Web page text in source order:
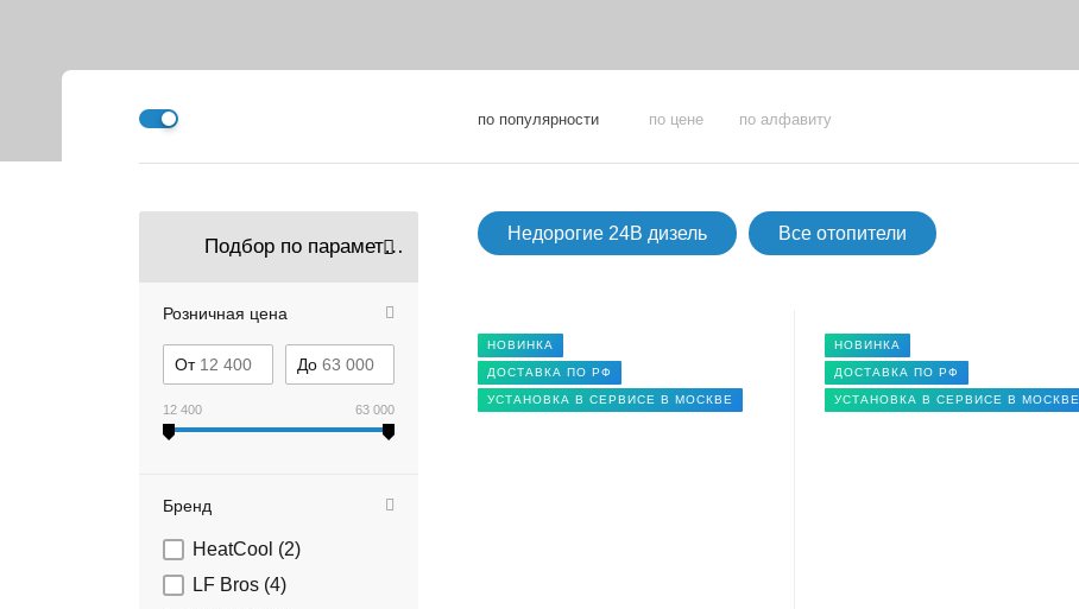
по популярности по цене по алфавиту
Подбор по параметрам
Розничная цена
От До
12 400 63 000
Бренд
HeatCool (2)
LF Bros (4)
Недорогие 24В дизель Все отопители
НОВИНКА
ДОСТАВКА ПО РФ
УСТАНОВКА В СЕРВИСЕ В МОСКВЕ
НОВИНКА
ДОСТАВКА ПО РФ
УСТАНОВКА В СЕРВИСЕ В МОСКВЕ